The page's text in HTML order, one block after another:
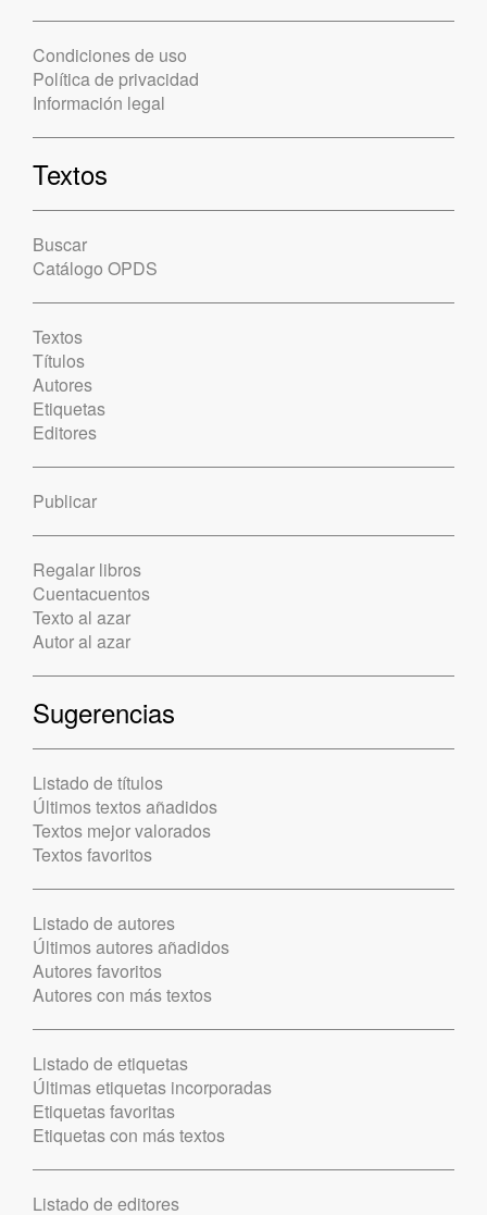
Condiciones de uso
Política de privacidad
Información legal
Textos
Buscar
Catálogo OPDS
Textos
Títulos
Autores
Etiquetas
Editores
Publicar
Regalar libros
Cuentacuentos
Texto al azar
Autor al azar
Sugerencias
Listado de títulos
Últimos textos añadidos
Textos mejor valorados
Textos favoritos
Listado de autores
Últimos autores añadidos
Autores favoritos
Autores con más textos
Listado de etiquetas
Últimas etiquetas incorporadas
Etiquetas favoritas
Etiquetas con más textos
Listado de editores